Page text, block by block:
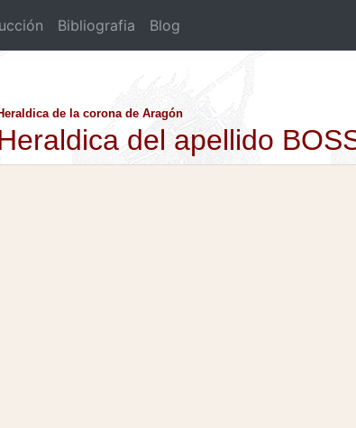
Bibliografia Blog
de la corona de Aragón
del apellido